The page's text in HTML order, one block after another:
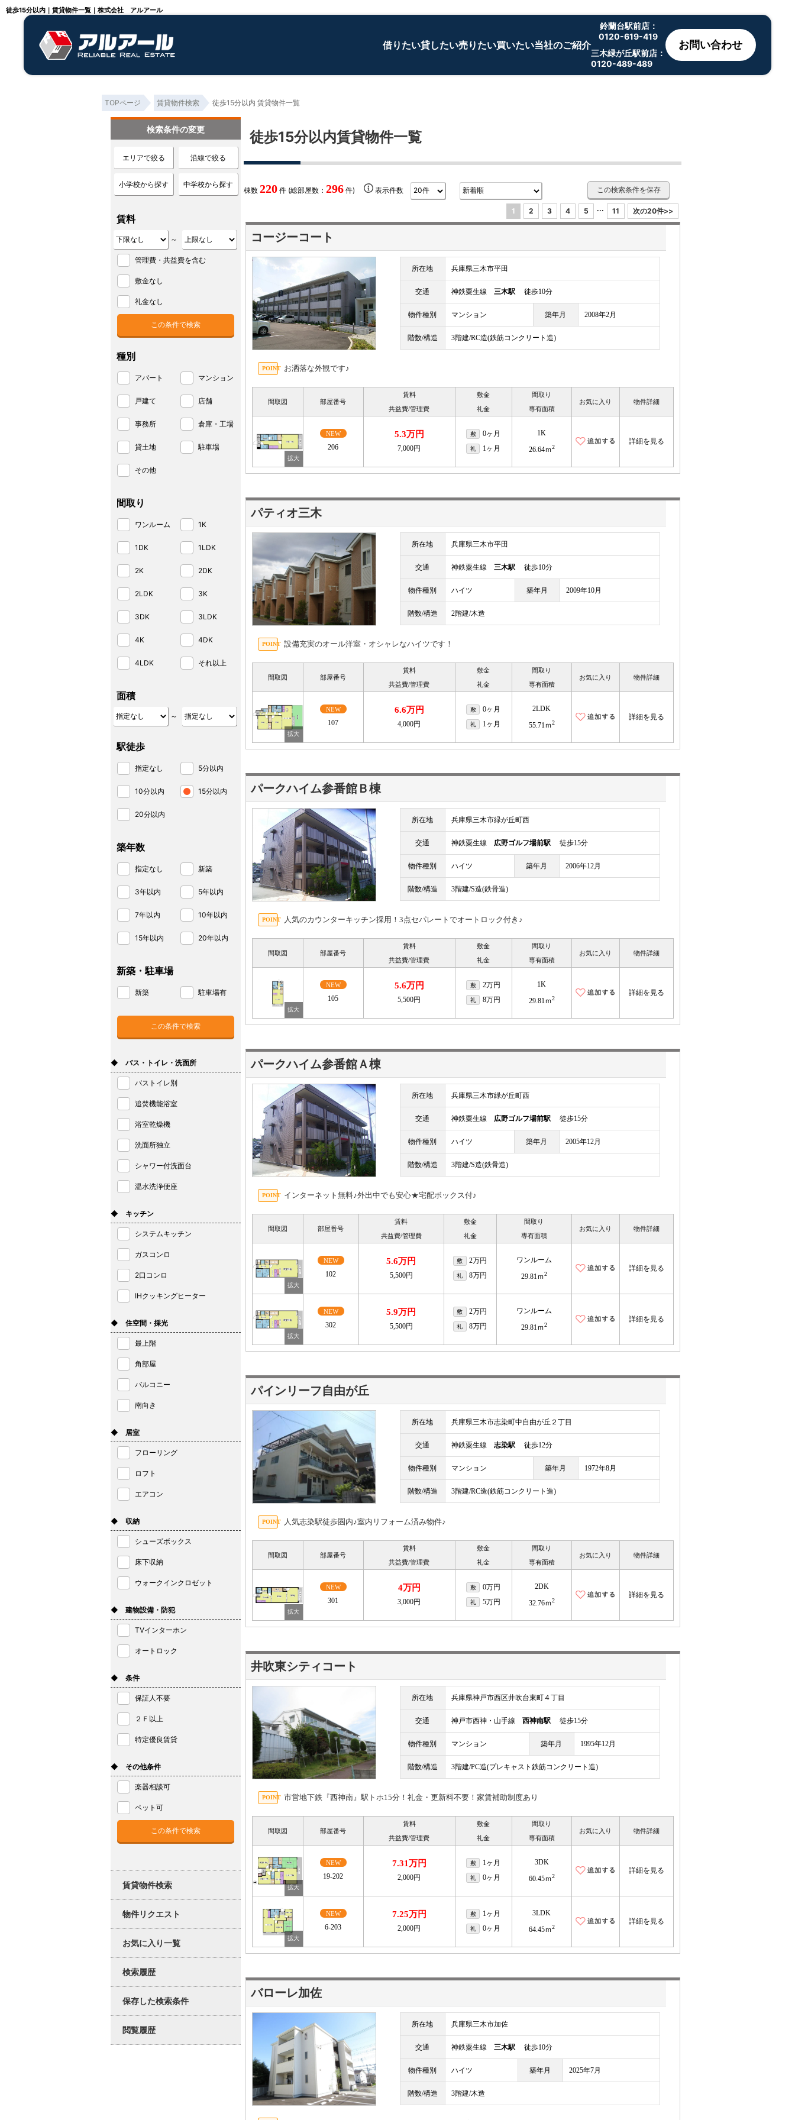
徒歩15分以内｜賃貸物件一覧｜株式会社 アルアール
借りたい貸したい売りたい買いたい当社のご紹介
鈴蘭台駅前店：
0120-619-419
三木緑が丘駅前店：
0120-489-489
お問い合わせ
TOPページ 賃貸物件検索 徒歩15分以内 賃貸物件一覧
徒歩15分以内賃貸物件一覧
棟数 220 件 (総部屋数： 296 件) 表示件数 この検索条件を保存
1 2 3 4 5 ... 11 次の20件>>
コージーコート
所在地 兵庫県三木市平田
交通 神鉄粟生線 三木駅徒歩10分
物件種別 マンション 築年月 2008年2月
階数/構造 3階建/RC造(鉄筋コンクリート造)
お洒落な外観です♪
間取図 部屋番号
賃料
共益費/管理費
敷金
礼金
間取り
専有面積
お気に入り 物件詳細
NEW
206
5.3万円
7,000円
敷 0ヶ月
礼 1ヶ月
1K
26.64ｍ2
詳細を見る
パティオ三木
所在地 兵庫県三木市平田
交通 神鉄粟生線 三木駅徒歩10分
物件種別 ハイツ 築年月 2009年10月
階数/構造 2階建/木造
設備充実のオール洋室・オシャレなハイツです！
間取図 部屋番号
賃料
共益費/管理費
敷金
礼金
間取り
専有面積
お気に入り 物件詳細
NEW
107
6.6万円
4,000円
敷 0ヶ月
礼 1ヶ月
2LDK
55.71ｍ2
詳細を見る
パークハイム参番館Ｂ棟
所在地 兵庫県三木市緑が丘町西
交通 神鉄粟生線 広野ゴルフ場前駅徒歩15分
物件種別 ハイツ 築年月 2006年12月
階数/構造 3階建/S造(鉄骨造)
人気のカウンターキッチン採用！3点セパレートでオートロック付き♪
間取図 部屋番号
賃料
共益費/管理費
敷金
礼金
間取り
専有面積
お気に入り 物件詳細
NEW
105
5.6万円
5,500円
敷 2万円
礼 8万円
1K
29.81ｍ2
詳細を見る
パークハイム参番館Ａ棟
所在地 兵庫県三木市緑が丘町西
交通 神鉄粟生線 広野ゴルフ場前駅徒歩15分
物件種別 ハイツ 築年月 2005年12月
階数/構造 3階建/S造(鉄骨造)
インターネット無料♪外出中でも安心★宅配ボックス付♪
間取図 部屋番号
賃料
共益費/管理費
敷金
礼金
間取り
専有面積
お気に入り 物件詳細
NEW
102
5.6万円
5,500円
敷 2万円
礼 8万円
ワンルーム
29.81ｍ2
詳細を見る
NEW
302
5.9万円
5,500円
敷 2万円
礼 8万円
ワンルーム
29.81ｍ2
詳細を見る
パインリーフ自由が丘
所在地 兵庫県三木市志染町中自由が丘２丁目
交通 神鉄粟生線 志染駅徒歩12分
物件種別 マンション 築年月 1972年8月
階数/構造 3階建/RC造(鉄筋コンクリート造)
人気志染駅徒歩圏内♪室内リフォーム済み物件♪
間取図 部屋番号
賃料
共益費/管理費
敷金
礼金
間取り
専有面積
お気に入り 物件詳細
NEW
301
4万円
3,000円
敷 0万円
礼 5万円
2DK
32.76ｍ2
詳細を見る
井吹東シティコート
所在地 兵庫県神戸市西区井吹台東町４丁目
交通 神戸市西神・山手線 西神南駅徒歩15分
物件種別 マンション 築年月 1995年12月
階数/構造 3階建/PC造(プレキャスト鉄筋コンクリート造)
市営地下鉄『西神南』駅トホ15分！礼金・更新料不要！家賃補助制度あり
間取図 部屋番号
賃料
共益費/管理費
敷金
礼金
間取り
専有面積
お気に入り 物件詳細
NEW
19-202
7.31万円
2,000円
敷 1ヶ月
礼 0ヶ月
3DK
60.45ｍ2
詳細を見る
NEW
6-203
7.25万円
2,000円
敷 1ヶ月
礼 0ヶ月
3LDK
64.45ｍ2
詳細を見る
バローレ加佐
所在地 兵庫県三木市加佐
交通 神鉄粟生線 三木駅徒歩10分
物件種別 ハイツ 築年月 2025年7月
階数/構造 3階建/木造
検索条件の変更
エリアで絞る 沿線で絞る
小学校から探す 中学校から探す
賃料
～
管理費・共益費を含む
敷金なし
礼金なし
種別
アパート マンション
戸建て 店舗
事務所 倉庫・工場
貸土地 駐車場
その他
間取り
ワンルーム 1K
1DK 1LDK
2K 2DK
2LDK 3K
3DK 3LDK
4K 4DK
4LDK それ以上
面積
～
駅徒歩
指定なし 5分以内
10分以内 15分以内
20分以内
築年数
指定なし 新築
3年以内 5年以内
7年以内 10年以内
15年以内 20年以内
新築・駐車場
新築 駐車場有
◆ バス・トイレ・洗面所
バストイレ別
追焚機能浴室
浴室乾燥機
洗面所独立
シャワー付洗面台
温水洗浄便座
◆ キッチン
システムキッチン
ガスコンロ
2口コンロ
IHクッキングヒーター
◆ 住空間・採光
最上階
角部屋
バルコニー
南向き
◆ 居室
フローリング
ロフト
エアコン
◆ 収納
シューズボックス
床下収納
ウォークインクロゼット
◆ 建物設備・防犯
TVインターホン
オートロック
◆ 条件
保証人不要
２Ｆ以上
特定優良賃貸
◆ その他条件
楽器相談可
ペット可
賃貸物件検索
物件リクエスト
お気に入り一覧
検索履歴
保存した検索条件
閲覧履歴